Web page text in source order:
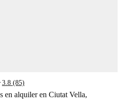
3.8 (85)
en alquiler en Ciutat Vella,